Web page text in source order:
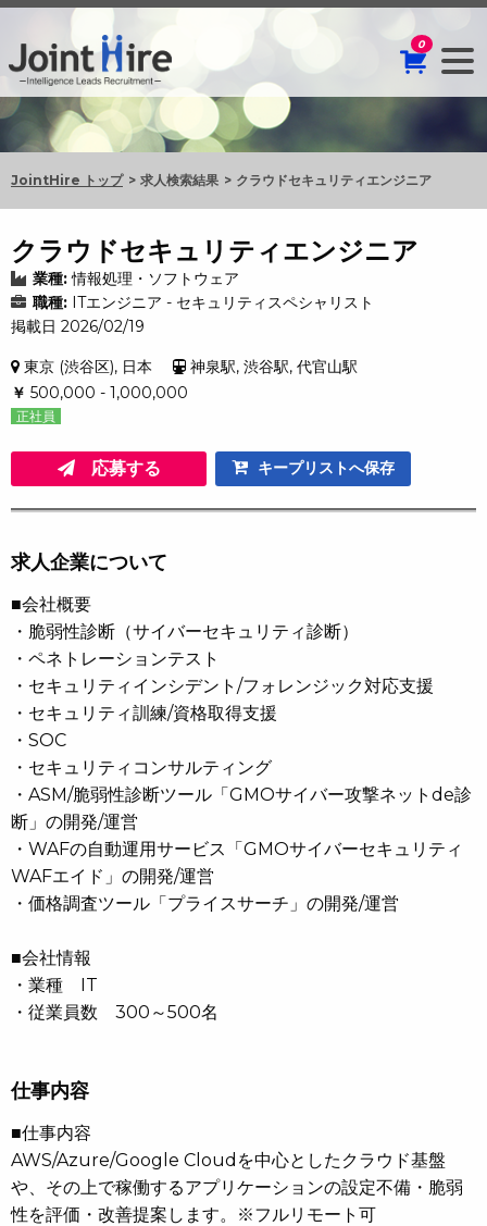
0
JointHire トップ 求人検索結果 クラウドセキュリティエンジニア
クラウドセキュリティエンジニア
業種: 情報処理・ソフトウェア
職種: ITエンジニア - セキュリティスペシャリスト
掲載日 2026/02/19
東京 (渋谷区), 日本
神泉駅, 渋谷駅, 代官山駅
￥ 500,000 - 1,000,000
正社員
応募する キープリストへ保存
求人企業について
■会社概要
・脆弱性診断（サイバーセキュリティ診断）
・ペネトレーションテスト
・セキュリティインシデント/フォレンジック対応支援
・セキュリティ訓練/資格取得支援
・SOC
・セキュリティコンサルティング
・ASM/脆弱性診断ツール「GMOサイバー攻撃ネットde診
断」の開発/運営
・WAFの自動運用サービス「GMOサイバーセキュリティ
WAFエイド」の開発/運営
・価格調査ツール「プライスサーチ」の開発/運営
■会社情報
・業種 IT
・従業員数 300～500名
仕事内容
■仕事内容
AWS/Azure/Google Cloudを中心としたクラウド基盤
や、その上で稼働するアプリケーションの設定不備・脆弱
性を評価・改善提案します。※フルリモート可